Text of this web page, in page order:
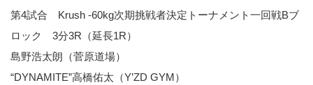
第4試合 Krush -60kg次期挑戦者決定トーナメント一回戦Bブ
ロック 3分3R（延長1R）
島野浩太朗（菅原道場）
“DYNAMITE”高橋佑太（Y’ZD GYM）